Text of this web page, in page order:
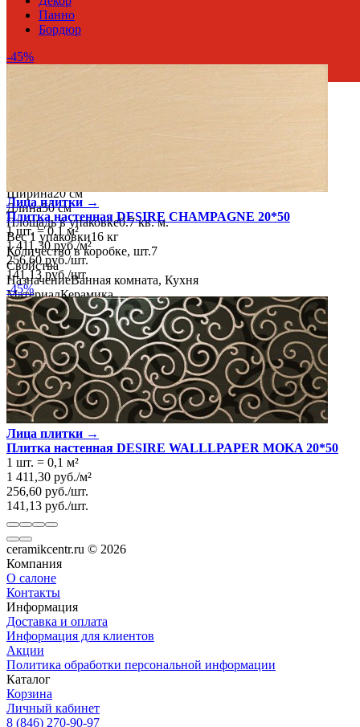
Ширина20 см
Длина50 см
Площадь в упаковке0.7 кв. м.
Вес 1 упаковки16 кг
Количество в коробке, шт.7
Свойства
НазначениеВанная комната, Кухня
МатериалКерамика
ПоверхностьГлянцевая/Полированная
ЦветКоричневый
Имитация поверхностиМоноколор
Панно
Бордюр
-45%
Лица плитки →
Плитка настенная DESIRE CHAMPAGNE 20*50
1 шт.=0,1 м²
1 411,30 руб./м²
256,60 руб./шт.
141,13 руб./шт.
-45%
Лица плитки →
Плитка настенная DESIRE WALLLPAPER MOKA 20*50
1 шт. = 0,1 м²
1 411,30 руб./м²
256,60 руб./шт.
141,13 руб./шт.
ceramikcentr.ru © 2026
Компания
О салоне
Контакты
Информация
Доставка и оплата
Информация для клиентов
Акции
Политика обработки персональной информации
Каталог
Корзина
Личный кабинет
8 (846) 270-90-97